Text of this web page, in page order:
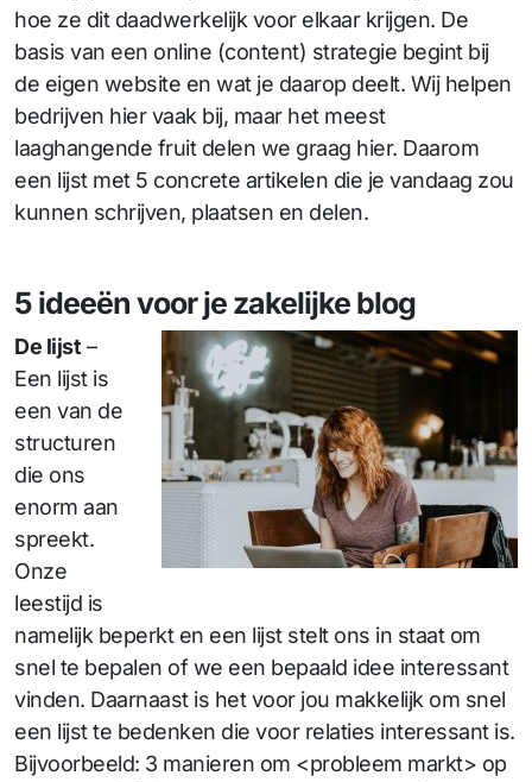
hoe ze dit daadwerkelijk voor elkaar krijgen. De
basis van een online (content) strategie begint bij
de eigen website en wat je daarop deelt. Wij helpen
bedrijven hier vaak bij, maar het meest
laaghangende fruit delen we graag hier. Daarom
een lijst met 5 concrete artikelen die je vandaag zou
kunnen schrijven, plaatsen en delen.
5 ideeën voor je zakelijke blog
De lijst –
Een lijst is
een van de
structuren
die ons
enorm aan
spreekt.
Onze
leestijd is
namelijk beperkt en een lijst stelt ons in staat om
snel te bepalen of we een bepaald idee interessant
vinden. Daarnaast is het voor jou makkelijk om snel
een lijst te bedenken die voor relaties interessant is.
Bijvoorbeeld: 3 manieren om <probleem markt> op